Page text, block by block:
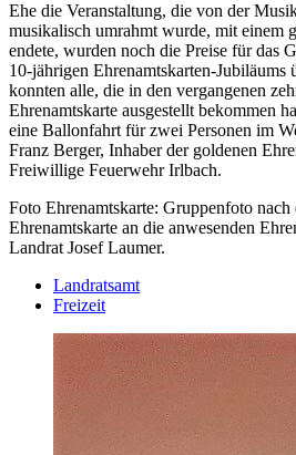
Ehe die Veranstaltung, die von der
musikalisch umrahmt wurde, mit einem
endete, wurden noch die Preise für das
10-jährigen Ehrenamtskarten-Jubiläums
konnten alle, die in den vergangenen
Ehrenamtskarte ausgestellt bekommen
eine Ballonfahrt für zwei Personen im
Franz Berger, Inhaber der goldenen
Freiwillige Feuerwehr Irlbach.
Foto Ehrenamtskarte: Gruppenfoto
Ehrenamtskarte an die anwesenden
Landrat Josef Laumer.
Landratsamt
Freizeit